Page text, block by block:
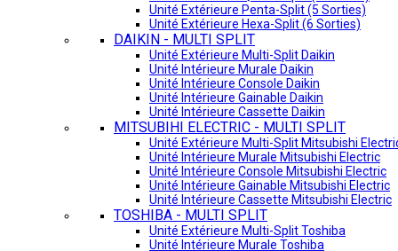
Unité Extérieure Penta-Split (5 Sorties)
Unité Extérieure Hexa-Split (6 Sorties)
DAIKIN - MULTI SPLIT
Unité Extérieure Multi-Split Daikin
Unité Intérieure Murale Daikin
Unité Intérieure Console Daikin
Unité Intérieure Gainable Daikin
Unité Intérieure Cassette Daikin
MITSUBIHI ELECTRIC - MULTI SPLIT
Unité Extérieure Multi-Split Mitsubishi
Unité Intérieure Murale Mitsubishi Electric
Unité Intérieure Console Mitsubishi Electric
Unité Intérieure Gainable Mitsubishi Electric
Unité Intérieure Cassette Mitsubishi Electric
TOSHIBA - MULTI SPLIT
Unité Extérieure Multi-Split Toshiba
Unité Intérieure Murale Toshiba